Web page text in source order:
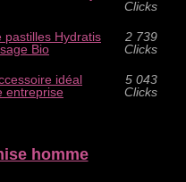
Clicks
pastilles Hydratis
Bio
2 739
Clicks
idéal
entreprise
5 043
Clicks
homme